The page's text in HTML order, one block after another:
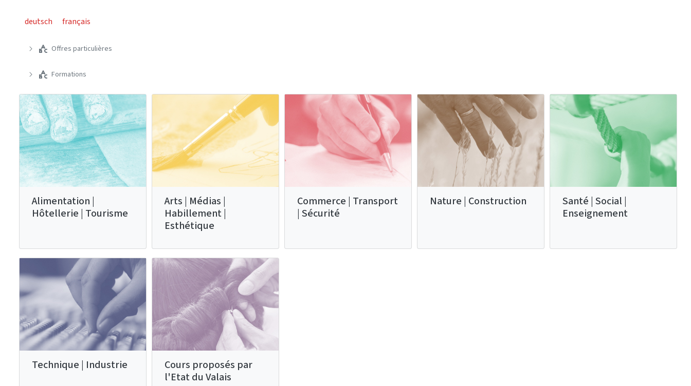
deutsch français
Offres particulières
Formations
Alimentation |
Hôtellerie | Tourisme
Arts | Médias |
Habillement |
Esthétique
Commerce | Transport
| Sécurité
Nature | Construction
Santé | Social |
Enseignement
Technique | Industrie
Cours proposés par
l'Etat du Valais